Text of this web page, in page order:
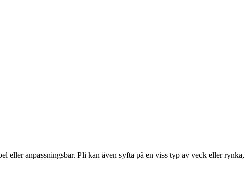
eller anpassningsbar. Pli kan även syfta på en viss typ av veck eller rynka,